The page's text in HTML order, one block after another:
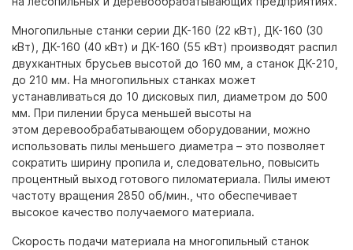
Многопильные станки серии ДК-160 (22 кВт), ДК-160 (30
кВт), ДК-160 (40 кВт) и ДК-160 (55 кВт) производят распил
двухкантных брусьев высотой до 160 мм, а станок ДК-210,
до 210 мм. На многопильных станках может
устанавливаться до 10 дисковых пил, диаметром до 500
мм. При пилении бруса меньшей высоты на
этом деревообрабатывающем оборудовании, можно
использовать пилы меньшего диаметра – это позволяет
сократить ширину пропила и, следовательно, повысить
процентный выход готового пиломатериала. Пилы имеют
частоту вращения 2850 об/мин., что обеспечивает
высокое качество получаемого материала.
Скорость подачи материала на многопильный станок